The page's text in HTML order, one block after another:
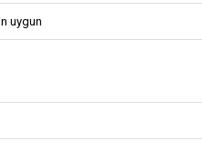
uygun